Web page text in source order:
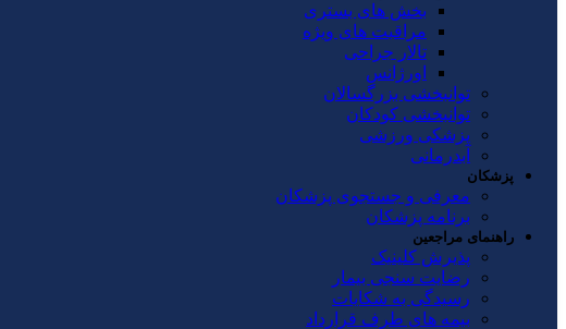
بخش های بستری
مراقبت های ویژه
تالار جراحی
اورژانس
توانبخشی بزرگسالان
توانبخشی کودکان
پزشکی ورزشی
آبدرمانی
پزشکان
معرفی و جستجوی پزشکان
برنامه پزشکان
راهنمای مراجعین
پذیرش کلینیک
رضایت سنجی بیمار
رسیدگی به شکایات
بیمه های طرف قرارداد